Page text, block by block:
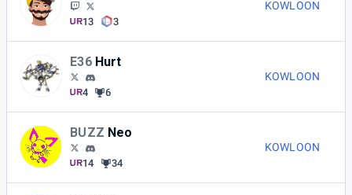
13 3
KOWLOON
E36 Hurt
4 6
KOWLOON
BUZZ Neo
14 34
KOWLOON